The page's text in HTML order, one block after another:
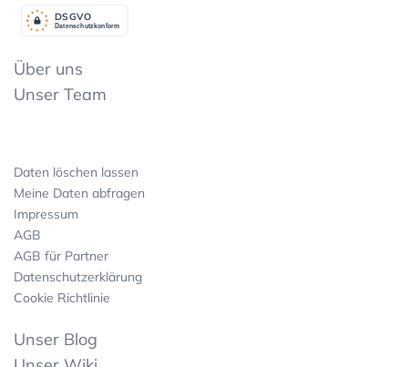
Datenschutzkonform
DSGVO
Über uns
Unser Team
Daten löschen lassen
Meine Daten abfragen
Impressum
AGB
AGB für Partner
Datenschutzerklärung
Cookie Richtlinie
Unser Blog